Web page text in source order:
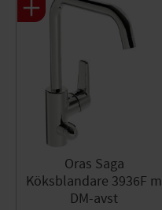
Oras Saga
Köksblandare 3936F m
DM-avst